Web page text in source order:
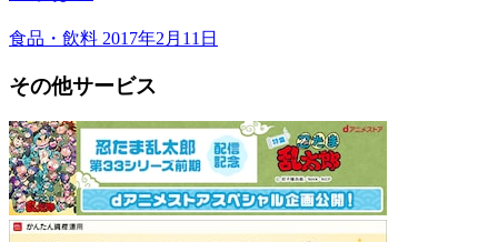
食品・飲料 2017年2月11日
その他サービス